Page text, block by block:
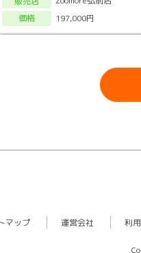
価格
197,000円
マップ 運営会社 利